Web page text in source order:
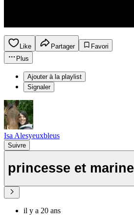
Like Partager
Favori
Plus
Ajouter à la playlist
Signaler
Isa Alesyeuxbleus
Suivre
princesse et marine
il y a 20 ans